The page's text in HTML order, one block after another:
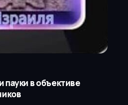
пауки в объективе